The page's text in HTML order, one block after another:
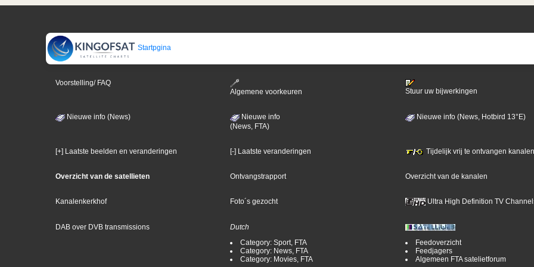
Startpgina
Voorstelling/ FAQ
Algemene voorkeuren
Stuur uw bijwerkingen
Nieuwe info (News)
Nieuwe info
(News, FTA)
Nieuwe info (News, Hotbird 13°E)
[+] Laatste beelden en veranderingen [-] Laatste veranderingen Tijdelijk vrij te ontvangen
Overzicht van de satellieten Ontvangstrapport Overzicht van de kanalen
Kanalenkerkhof Foto´s gezocht Ultra High Definition TV
DAB over DVB transmissions
Dutch
Category: Sport, FTA
Category: News, FTA
Category: Movies, FTA
Feedoverzicht
Feedjagers
Algemeen FTA satelietforum